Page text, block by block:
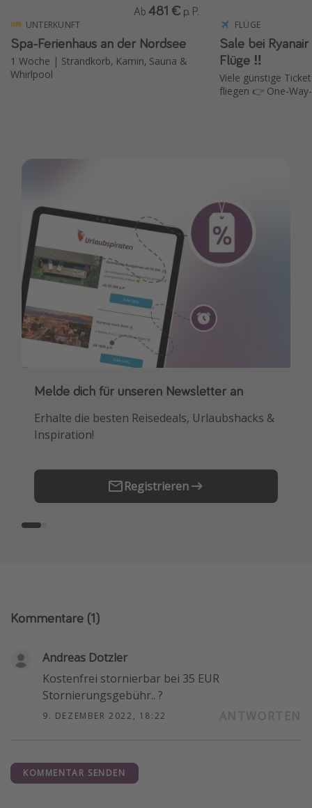
UNTERKUNFT
Spa-Ferienhaus an der Nordsee
1 Woche | Strandkorb, Kamin, Sauna &
Whirlpool
Ab 481 € p. P.
FLÜGE
Sale bei Ryanair ✈️ 15 %
Flüge ‼️
Viele günstige
fliegen 👉 One-
Melde dich für unseren Newsletter an
Erhalte die besten Reisedeals, Urlaubshacks &
Inspiration!
Registrieren
Downloade unsere App
Buche die besten Reiseschnäppchen als
Erstes.
Kommentare (1)
Andreas Dotzler
Kostenfrei stornierbar bei 35 EUR
Stornierungsgebühr.. ?
9. DEZEMBER 2022, 18:22
KOMMENTAR SENDEN